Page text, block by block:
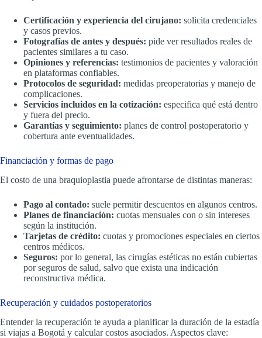
Certificación y experiencia del cirujano: solicita credenciales
y casos previos.
Fotografías de antes y después: pide ver resultados reales de
pacientes similares a tu caso.
Opiniones y referencias: testimonios de pacientes y valoración
en plataformas confiables.
Protocolos de seguridad: medidas preoperatorias y manejo de
complicaciones.
Servicios incluidos en la cotización: especifica qué está dentro
y fuera del precio.
Garantías y seguimiento: planes de control postoperatorio y
cobertura ante eventualidades.
Financiación y formas de pago
El costo de una braquioplastia puede afrontarse de distintas maneras:
Pago al contado: suele permitir descuentos en algunos centros.
Planes de financiación: cuotas mensuales con o sin intereses
según la institución.
Tarjetas de crédito: cuotas y promociones especiales en ciertos
centros médicos.
Seguros: por lo general, las cirugías estéticas no están cubiertas
por seguros de salud, salvo que exista una indicación
reconstructiva médica.
Recuperación y cuidados postoperatorios
Entender la recuperación te ayuda a planificar la duración de la estadía
si viajas a Bogotá y calcular costos asociados. Aspectos clave: